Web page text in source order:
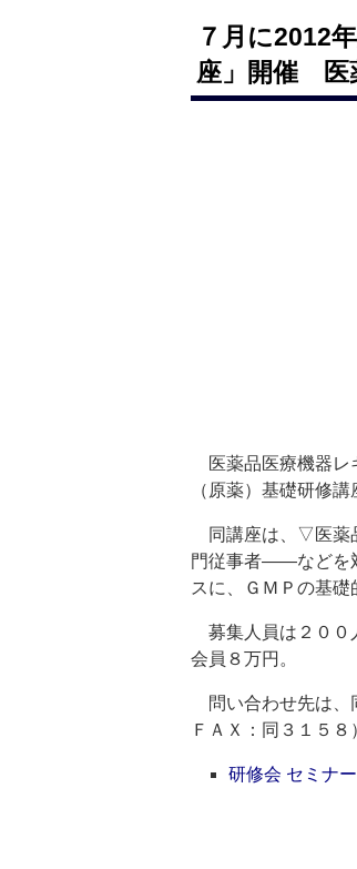
７月に2012
座」開催 医
医薬品医療機器レ
（原薬）基礎研修
同講座は、▽医薬
門従事者――などを
スに、ＧＭＰの基礎
募集人員は２００
会員８万円。
問い合わせ先は、
ＦＡＸ：同３１５８
研修会 セミナ